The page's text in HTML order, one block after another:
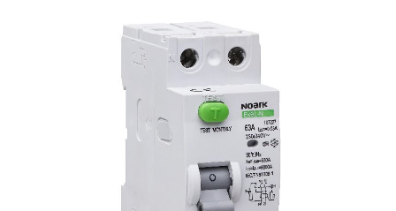
HOGYAN TUDOK ONLINE VÁSÁROLNI?